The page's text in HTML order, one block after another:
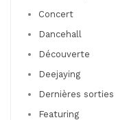
Concert
Dancehall
Découverte
Deejaying
Dernières sorties
Featuring